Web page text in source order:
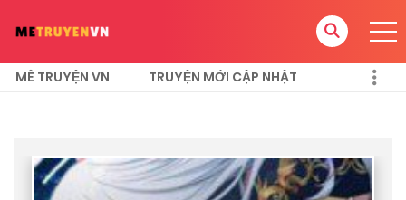
MÊ TRUYỆN VN TRUYỆN MỚI CẬP NHẬT